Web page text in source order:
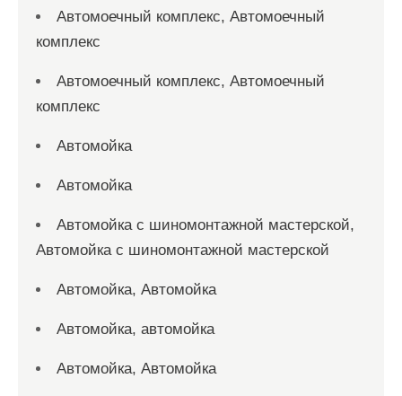
Автомоечный комплекс, Автомоечный
комплекс
Автомоечный комплекс, Автомоечный
комплекс
Автомойка
Автомойка
Автомойка с шиномонтажной мастерской,
Автомойка с шиномонтажной мастерской
Автомойка, Автомойка
Автомойка, автомойка
Автомойка, Автомойка